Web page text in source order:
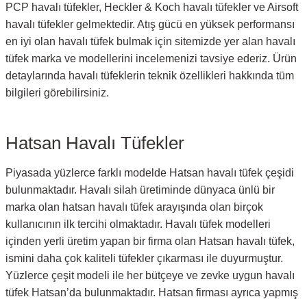
PCP havalı tüfekler, Heckler & Koch havalı tüfekler ve Airsoft
havalı tüfekler gelmektedir. Atış gücü en yüksek performansı
en iyi olan havalı tüfek bulmak için sitemizde yer alan havalı
tüfek marka ve modellerini incelemenizi tavsiye ederiz. Ürün
detaylarında havalı tüfeklerin teknik özellikleri hakkında tüm
bilgileri görebilirsiniz.
Hatsan Havalı Tüfekler
Piyasada yüzlerce farklı modelde Hatsan havalı tüfek çeşidi
bulunmaktadır. Havalı silah üretiminde dünyaca ünlü bir
marka olan hatsan havalı tüfek arayışında olan birçok
kullanıcının ilk tercihi olmaktadır. Havalı tüfek modelleri
içinden yerli üretim yapan bir firma olan Hatsan havalı tüfek,
ismini daha çok kaliteli tüfekler çıkarması ile duyurmuştur.
Yüzlerce çeşit modeli ile her bütçeye ve zevke uygun havalı
tüfek Hatsan’da bulunmaktadır. Hatsan firması ayrıca yapmış